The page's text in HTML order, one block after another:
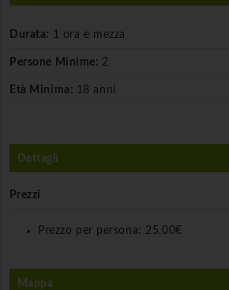
Durata: 1 ora e mezza
Persone Minime: 2
Età Minima: 18 anni
Dettagli
Prezzi
Prezzo per persona: 25,00€
Mappa